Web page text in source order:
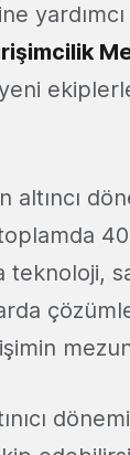
yardımcı
altıncı
teknoloji,